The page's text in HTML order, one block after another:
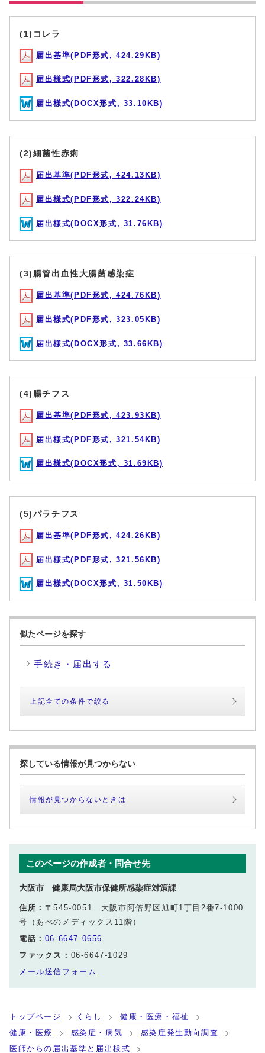
(1)コレラ
届出基準(PDF形式, 424.29KB)
届出様式(PDF形式, 322.28KB)
届出様式(DOCX形式, 33.10KB)
(2)細菌性赤痢
届出基準(PDF形式, 424.13KB)
届出様式(PDF形式, 322.24KB)
届出様式(DOCX形式, 31.76KB)
(3)腸管出血性大腸菌感染症
届出基準(PDF形式, 424.76KB)
届出様式(PDF形式, 323.05KB)
届出様式(DOCX形式, 33.66KB)
(4)腸チフス
届出基準(PDF形式, 423.93KB)
届出様式(PDF形式, 321.54KB)
届出様式(DOCX形式, 31.69KB)
(5)パラチフス
届出基準(PDF形式, 424.26KB)
届出様式(PDF形式, 321.56KB)
届出様式(DOCX形式, 31.50KB)
似たページを探す
手続き・届出する
上記全ての条件で絞る
探している情報が見つからない
情報が見つからないときは
このページの作成者・問合せ先
大阪市 健康局大阪市保健所感染症対策課
住所： 〒545-0051 大阪市阿倍野区旭町1丁目2番7-1000
号（あべのメディックス11階）
電話： 06-6647-0656
ファックス： 06-6647-1029
メール送信フォーム
トップページ くらし
健康・医療・福祉
健康・医療
感染症・病気
感染症発生動向調査
医師からの届出基準と届出様式